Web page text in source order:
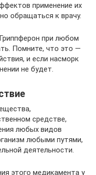
применение их
обращаться к врачу.
при любом
Помните, что это —
и если насморк
не будет.
средстве,
любых видов
любыми путями,
деятельности.
этого медикамента у